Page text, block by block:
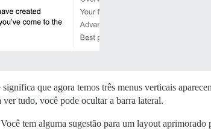
que agora temos três menus verticais
tudo, você pode ocultar a barra lateral.
tem alguma sugestão para um layout aprimorado